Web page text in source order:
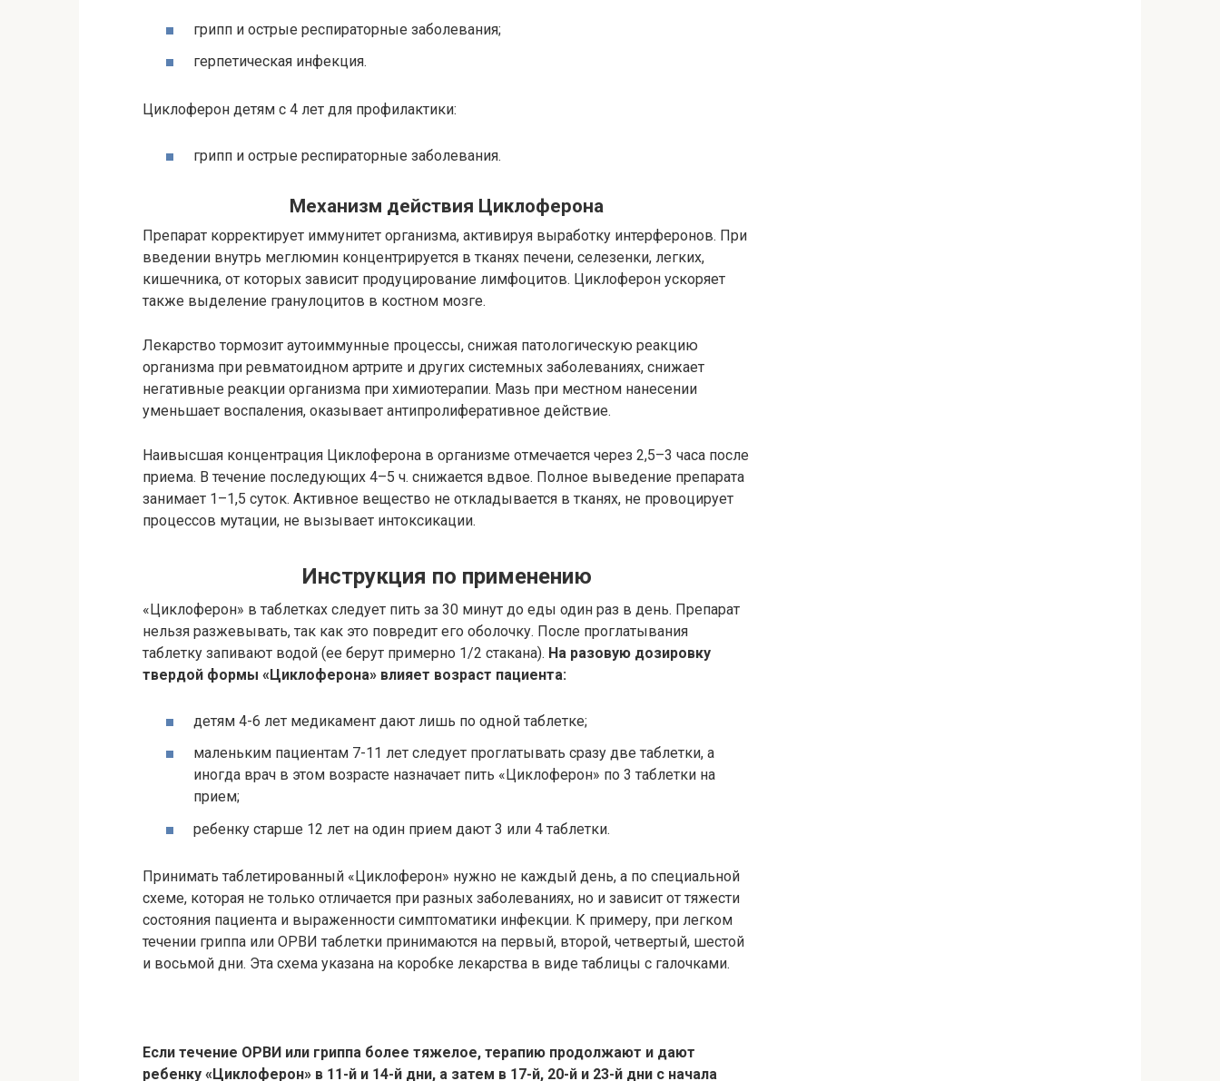
грипп и острые респираторные заболевания;
герпетическая инфекция.
Циклоферон детям с 4 лет для профилактики:
грипп и острые респираторные заболевания.
Механизм действия Циклоферона
Препарат корректирует иммунитет организма, активируя выработку интерферонов. При
введении внутрь меглюмин концентрируется в тканях печени, селезенки, легких,
кишечника, от которых зависит продуцирование лимфоцитов. Циклоферон ускоряет
также выделение гранулоцитов в костном мозге.
Лекарство тормозит аутоиммунные процессы, снижая патологическую реакцию
организма при ревматоидном артрите и других системных заболеваниях, снижает
негативные реакции организма при химиотерапии. Мазь при местном нанесении
уменьшает воспаления, оказывает антипролиферативное действие.
Наивысшая концентрация Циклоферона в организме отмечается через 2,5–3 часа после
приема. В течение последующих 4–5 ч. снижается вдвое. Полное выведение препарата
занимает 1–1,5 суток. Активное вещество не откладывается в тканях, не провоцирует
процессов мутации, не вызывает интоксикации.
Инструкция по применению
«Циклоферон» в таблетках следует пить за 30 минут до еды один раз в день. Препарат
нельзя разжевывать, так как это повредит его оболочку. После проглатывания
таблетку запивают водой (ее берут примерно 1/2 стакана). На разовую дозировку
твердой формы «Циклоферона» влияет возраст пациента:
детям 4-6 лет медикамент дают лишь по одной таблетке;
маленьким пациентам 7-11 лет следует проглатывать сразу две таблетки, а
иногда врач в этом возрасте назначает пить «Циклоферон» по 3 таблетки на
прием;
ребенку старше 12 лет на один прием дают 3 или 4 таблетки.
Принимать таблетированный «Циклоферон» нужно не каждый день, а по специальной
схеме, которая не только отличается при разных заболеваниях, но и зависит от тяжести
состояния пациента и выраженности симптоматики инфекции. К примеру, при легком
течении гриппа или ОРВИ таблетки принимаются на первый, второй, четвертый, шестой
и восьмой дни. Эта схема указана на коробке лекарства в виде таблицы с галочками.
Если течение ОРВИ или гриппа более тяжелое, терапию продолжают и дают
ребенку «Циклоферон» в 11-й и 14-й дни, а затем в 17-й, 20-й и 23-й дни с начала